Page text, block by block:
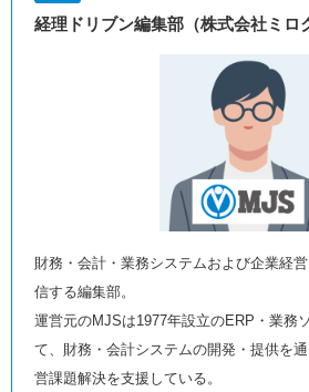
経理ドリブン編集部（株式会社ミロ
財務・会計・業務システムおよび企業経
信する編集部。
運営元のMJSは1977年設立のERP・業務
て、財務・会計システムの開発・提供を
営課題解決を支援している。